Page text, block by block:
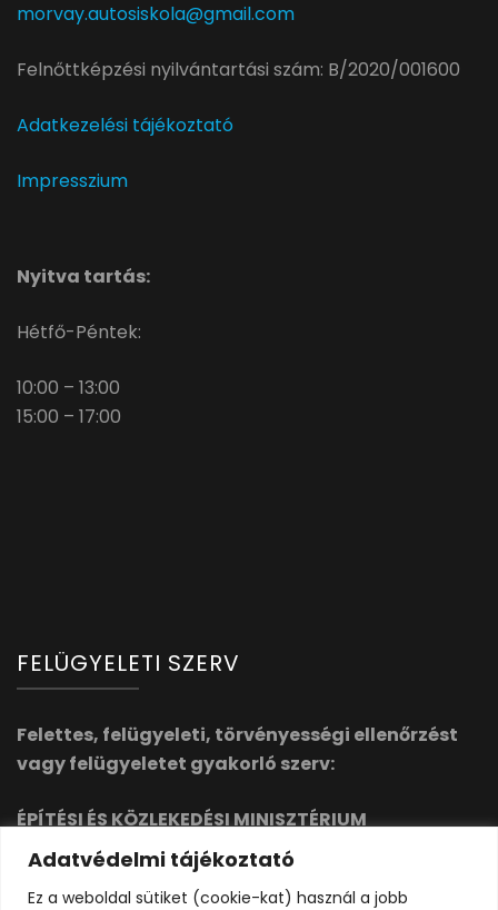
Adatvédelmi tájékoztató
Ez a weboldal sütiket (cookie-kat) használ a jobb
morvay.autosiskola@gmail.com
Felnőttképzési nyilvántartási szám: B/2020/001600
Adatkezelési tájékoztató
Impresszium
Nyitva tartás:
Hétfő-Péntek:
10:00 – 13:00
15:00 – 17:00
FELÜGYELETI SZERV
Felettes, felügyeleti, törvényességi ellenőrzést
vagy felügyeletet gyakorló szerv:
ÉPÍTÉSI ÉS KÖZLEKEDÉSI MINISZTÉRIUM
1054 Budapest, Alkotmány utca 5. 1358 Budapest,